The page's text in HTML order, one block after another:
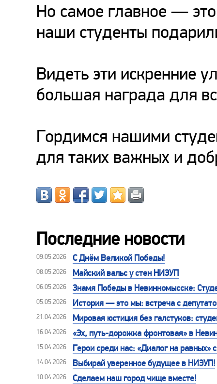
Но самое главное —
наши студенты
Видеть эти искренние
большая награда для
Гордимся нашими
для таких важных и
Последние новости
09.05.2026 С Днём Великой Победы!
08.05.2026 Майский вальс у стен НИЭУП
06.05.2026 Знамя Победы в Невинномысске:
05.05.2026 История — это мы: встреча с
21.04.2026 Мировая юстиция без галстуков:
16.04.2026 «Эх, путь-дорожка фронтовая» в
15.04.2026 Герои среди нас: «Диалог на
14.04.2026 Выбирай уверенное будущее в НИЭУП!
10.04.2026 Сделаем наш город чище вместе!